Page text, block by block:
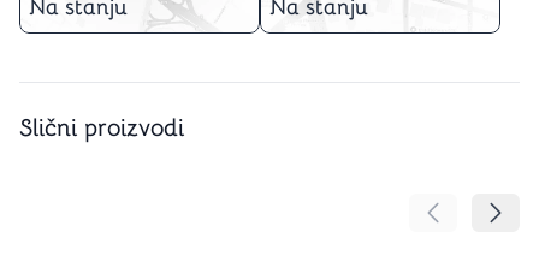
Na stanju Na stanju
Slični proizvodi
Pomeranje